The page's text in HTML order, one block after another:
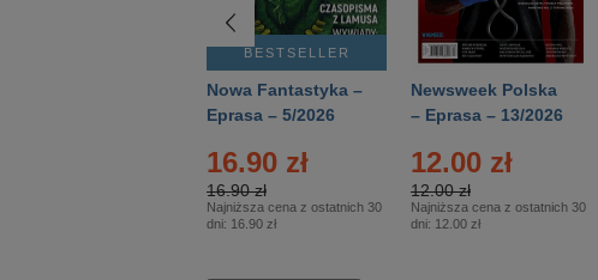
BESTSELLER
Nowa Fantastyka –
Eprasa – 5/2026
16.90 zł
16.90 zł
Najniższa cena z ostatnich 30
dni: 16.90 zł
Newsweek Polska
– Eprasa – 13/2026
12.00 zł
12.00 zł
Najniższa cena z ostatnich 30
dni: 12.00 zł